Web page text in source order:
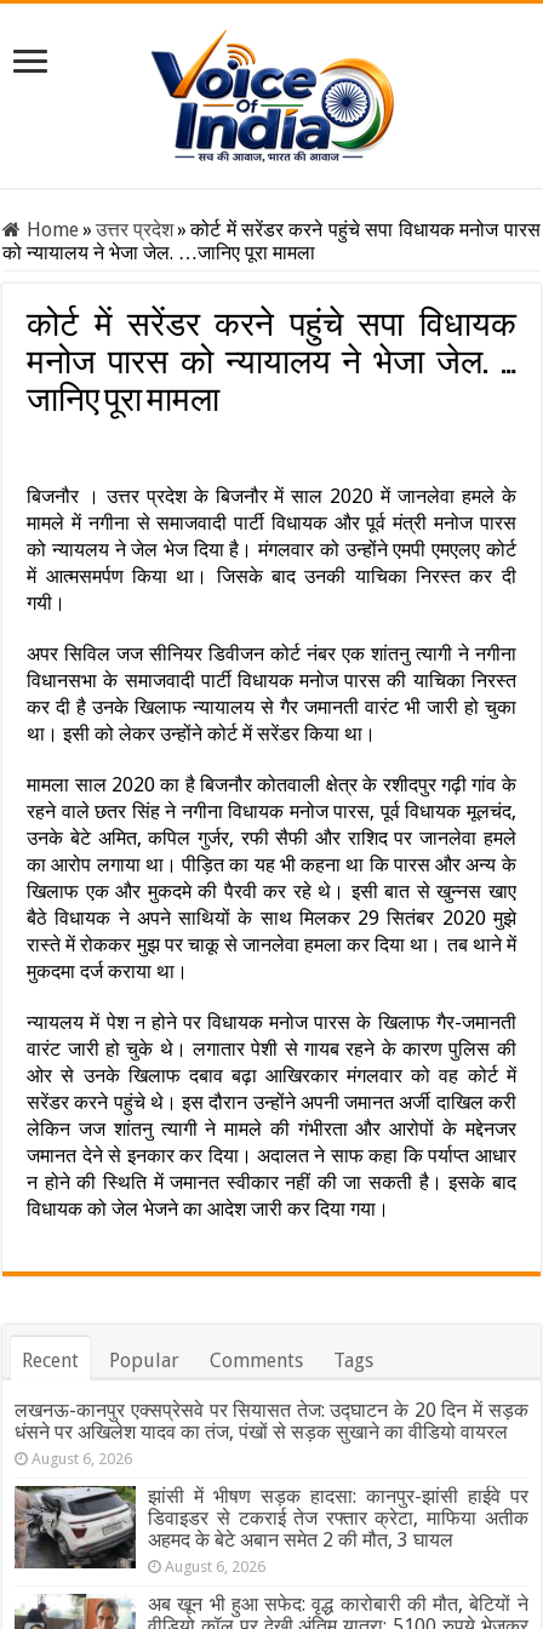
Home»उत्तर प्रदेश» कोर्ट में सरेंडर करने पहुंचे सपा विधायक मनोज पारस
को न्यायालय ने भेजा जेल. …जानिए पूरा मामला
कोर्ट में सरेंडर करने पहुंचे सपा विधायक
मनोज पारस को न्यायालय ने भेजा जेल. …
जानिए पूरा मामला
बिजनौर । उत्तर प्रदेश के बिजनौर में साल 2020 में जानलेवा हमले के
मामले में नगीना से समाजवादी पार्टी विधायक और पूर्व मंत्री मनोज पारस
को न्यायलय ने जेल भेज दिया है। मंगलवार को उन्होंने एमपी एमएलए कोर्ट
में आत्मसमर्पण किया था। जिसके बाद उनकी याचिका निरस्त कर दी
गयी।
अपर सिविल जज सीनियर डिवीजन कोर्ट नंबर एक शांतनु त्यागी ने नगीना
विधानसभा के समाजवादी पार्टी विधायक मनोज पारस की याचिका निरस्त
कर दी है उनके खिलाफ न्यायालय से गैर जमानती वारंट भी जारी हो चुका
था। इसी को लेकर उन्होंने कोर्ट में सरेंडर किया था।
मामला साल 2020 का है बिजनौर कोतवाली क्षेत्र के रशीदपुर गढ़ी गांव के
रहने वाले छतर सिंह ने नगीना विधायक मनोज पारस, पूर्व विधायक मूलचंद,
उनके बेटे अमित, कपिल गुर्जर, रफी सैफी और राशिद पर जानलेवा हमले
का आरोप लगाया था। पीड़ित का यह भी कहना था कि पारस और अन्य के
खिलाफ एक और मुकदमे की पैरवी कर रहे थे। इसी बात से खुन्नस खाए
बैठे विधायक ने अपने साथियों के साथ मिलकर 29 सितंबर 2020 मुझे
रास्ते में रोककर मुझ पर चाकू से जानलेवा हमला कर दिया था। तब थाने में
मुकदमा दर्ज कराया था।
न्यायलय में पेश न होने पर विधायक मनोज पारस के खिलाफ गैर-जमानती
वारंट जारी हो चुके थे। लगातार पेशी से गायब रहने के कारण पुलिस की
ओर से उनके खिलाफ दबाव बढ़ा आखिरकार मंगलवार को वह कोर्ट में
सरेंडर करने पहुंचे थे। इस दौरान उन्होंने अपनी जमानत अर्जी दाखिल करी
लेकिन जज शांतनु त्यागी ने मामले की गंभीरता और आरोपों के मद्देनजर
जमानत देने से इनकार कर दिया। अदालत ने साफ कहा कि पर्याप्त आधार
न होने की स्थिति में जमानत स्वीकार नहीं की जा सकती है। इसके बाद
विधायक को जेल भेजने का आदेश जारी कर दिया गया।
Recent Popular Comments Tags
लखनऊ-कानपुर एक्सप्रेसवे पर सियासत तेज: उद्घाटन के 20 दिन में सड़क
धंसने पर अखिलेश यादव का तंज, पंखों से सड़क सुखाने का वीडियो वायरल
August 6, 2026
झांसी में भीषण सड़क हादसा: कानपुर-झांसी हाईवे पर
डिवाइडर से टकराई तेज रफ्तार क्रेटा, माफिया अतीक
अहमद के बेटे अबान समेत 2 की मौत, 3 घायल
August 6, 2026
अब खून भी हुआ सफेद: वृद्ध कारोबारी की मौत, बेटियों ने